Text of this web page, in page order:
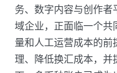
务、数字内容与创作
域企业，正面临一个共
量和人工运营成本的
理、降低换汇成本，并